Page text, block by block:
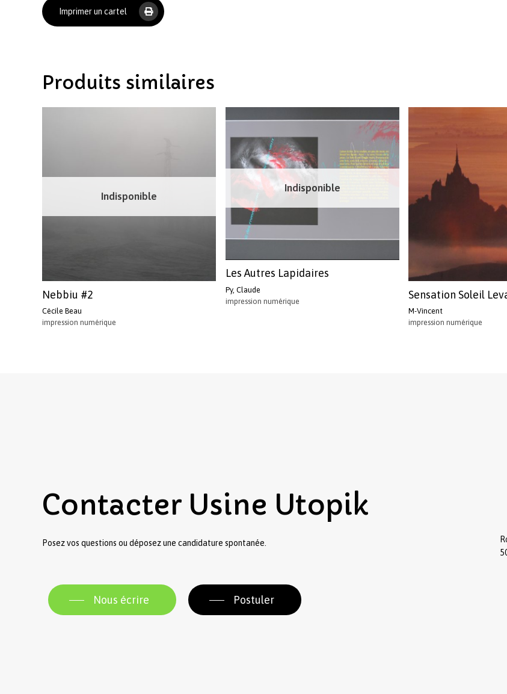
Imprimer un cartel
Produits similaires
Indisponible
Nebbiu #2
Cécile Beau
impression numérique
Indisponible
Les Autres Lapidaires
Py, Claude
impression numérique
Sensation Soleil
M-Vincent
impression numérique
Contacter Usine Utopik
Posez vos questions ou déposez une candidature spontanée.
Nous écrire Postuler